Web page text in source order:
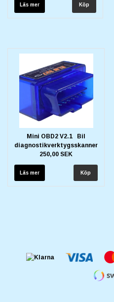
Läs mer
Mini OBD2 V2.1 Bil
diagnostikverktygsskanner
250,00 SEK
Läs mer